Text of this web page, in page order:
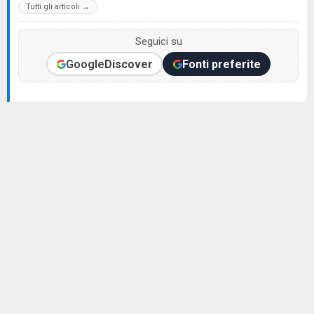
Tutti gli articoli →
Seguici su
GoogleDiscover Fonti preferite